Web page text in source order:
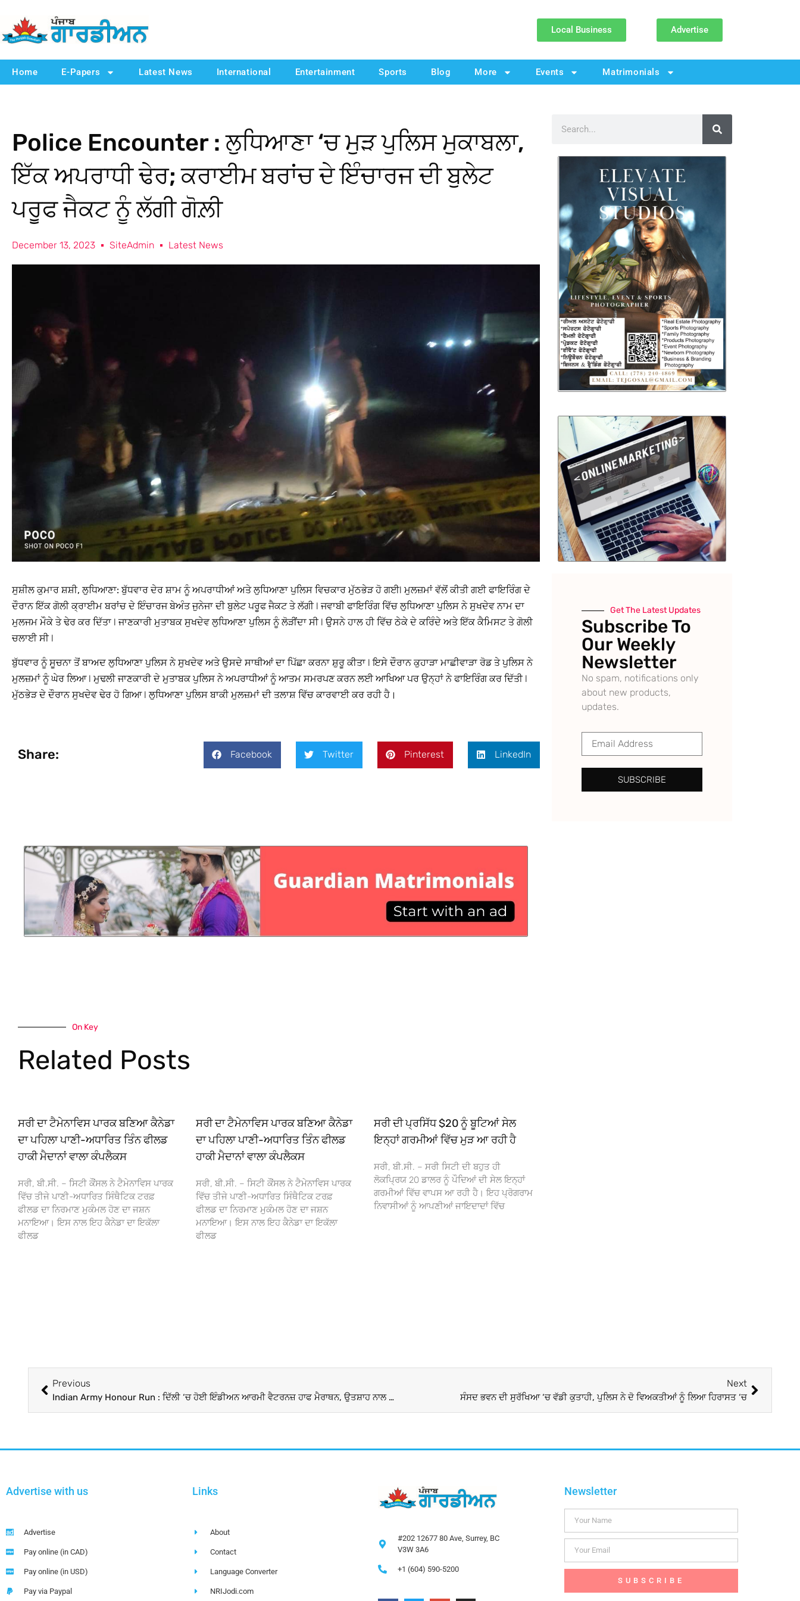
Local Business Advertise
Home E-Papers Latest News International Entertainment Sports Blog More Events Matrimonials
Police Encounter : ਲੁਧਿਆਣਾ ‘ਚ ਮੁੜ ਪੁਲਿਸ ਮੁਕਾਬਲਾ,
ਇੱਕ ਅਪਰਾਧੀ ਢੇਰ; ਕਰਾਈਮ ਬਰਾਂਚ ਦੇ ਇੰਚਾਰਜ ਦੀ ਬੁਲੇਟ
ਪਰੂਫ ਜੈਕਟ ਨੂੰ ਲੱਗੀ ਗੋਲ਼ੀ
December 13, 2023 SiteAdmin Latest News
ਸੁਸ਼ੀਲ ਕੁਮਾਰ ਸ਼ਸ਼ੀ, ਲੁਧਿਆਣਾ:ਬੁੱਧਵਾਰ ਦੇਰ ਸ਼ਾਮ ਨੂੰ ਅਪਰਾਧੀਆਂ ਅਤੇ ਲੁਧਿਆਣਾ ਪੁਲਿਸ ਵਿਚਕਾਰ ਮੁੱਠਭੇੜ ਹੋ ਗਈl ਮੁਲਜ਼ਮਾਂ ਵੱਲੋਂ ਕੀਤੀ ਗਈ ਫਾਇਰਿੰਗ ਦੇ
ਦੌਰਾਨ ਇੱਕ ਗੋਲੀ ਕ੍ਰਾਈਮ ਬਰਾਂਚ ਦੇ ਇੰਚਾਰਜ ਬੇਅੰਤ ਜੁਨੇਜਾ ਦੀ ਬੁਲੇਟ ਪਰੂਫ ਜੈਕਟ ਤੇ ਲੱਗੀ l ਜਵਾਬੀ ਫਾਇਰਿੰਗ ਵਿੱਚ ਲੁਧਿਆਣਾ ਪੁਲਿਸ ਨੇ ਸੁਖਦੇਵ ਨਾਮ ਦਾ
ਮੁਲਜਮ ਮੌਕੇ ਤੇ ਢੇਰ ਕਰ ਦਿੱਤਾ l ਜਾਣਕਾਰੀ ਮੁਤਾਬਕ ਸੁਖਦੇਵ ਲੁਧਿਆਣਾ ਪੁਲਿਸ ਨੂੰ ਲੋੜੀਂਦਾ ਸੀ l ਉਸਨੇ ਹਾਲ ਹੀ ਵਿੱਚ ਠੇਕੇ ਦੇ ਕਰਿੰਦੇ ਅਤੇ ਇੱਕ ਕੈਮਿਸਟ ਤੇ ਗੋਲੀ
ਚਲਾਈ ਸੀ l
ਬੁੱਧਵਾਰ ਨੂੰ ਸੂਚਨਾ ਤੋਂ ਬਾਅਦ ਲੁਧਿਆਣਾ ਪੁਲਿਸ ਨੇ ਸੁਖਦੇਵ ਅਤੇ ਉਸਦੇ ਸਾਥੀਆਂ ਦਾ ਪਿੱਛਾ ਕਰਨਾ ਸ਼ੁਰੂ ਕੀਤਾ l ਇਸੇ ਦੌਰਾਨ ਕੁਹਾੜਾ ਮਾਛੀਵਾੜਾ ਰੋਡ ਤੇ ਪੁਲਿਸ ਨੇ
ਮੁਲਜ਼ਮਾਂ ਨੂੰ ਘੇਰ ਲਿਆ l ਮੁਢਲੀ ਜਾਣਕਾਰੀ ਦੇ ਮੁਤਾਬਕ ਪੁਲਿਸ ਨੇ ਅਪਰਾਧੀਆਂ ਨੂੰ ਆਤਮ ਸਮਰਪਣ ਕਰਨ ਲਈ ਆਖਿਆ ਪਰ ਉਨ੍ਹਾਂ ਨੇ ਫਾਇਰਿੰਗ ਕਰ ਦਿੱਤੀ l
ਮੁੱਠਭੇੜ ਦੇ ਦੌਰਾਨ ਸੁਖਦੇਵ ਢੇਰ ਹੋ ਗਿਆ l ਲੁਧਿਆਣਾ ਪੁਲਿਸ ਬਾਕੀ ਮੁਲਜ਼ਮਾਂ ਦੀ ਤਲਾਸ਼ ਵਿੱਚ ਕਾਰਵਾਈ ਕਰ ਰਹੀ ਹੈ।
Share: Facebook Twitter Pinterest LinkedIn
On Key
Related Posts
ਸਰੀ ਦਾ ਟੈਮੇਨਾਵਿਸ ਪਾਰਕ ਬਣਿਆ ਕੈਨੇਡਾ
ਦਾ ਪਹਿਲਾ ਪਾਣੀ-ਅਧਾਰਿਤ ਤਿੰਨ ਫੀਲਡ
ਹਾਕੀ ਮੈਦਾਨਾਂ ਵਾਲਾ ਕੰਪਲੈਕਸ
ਸਰੀ, ਬੀ.ਸੀ. – ਸਿਟੀ ਕੌਂਸਲ ਨੇ ਟੈਮੇਨਾਵਿਸ ਪਾਰਕ
ਵਿੱਚ ਤੀਜੇ ਪਾਣੀ-ਅਧਾਰਿਤ ਸਿੰਥੈਟਿਕ ਟਰਫ਼
ਫੀਲਡ ਦਾ ਨਿਰਮਾਣ ਮੁਕੰਮਲ ਹੋਣ ਦਾ ਜਸ਼ਨ
ਮਨਾਇਆ। ਇਸ ਨਾਲ ਇਹ ਕੈਨੇਡਾ ਦਾ ਇਕੱਲਾ
ਫੀਲਡ
ਸਰੀ ਦਾ ਟੈਮੇਨਾਵਿਸ ਪਾਰਕ ਬਣਿਆ ਕੈਨੇਡਾ
ਦਾ ਪਹਿਲਾ ਪਾਣੀ-ਅਧਾਰਿਤ ਤਿੰਨ ਫੀਲਡ
ਹਾਕੀ ਮੈਦਾਨਾਂ ਵਾਲਾ ਕੰਪਲੈਕਸ
ਸਰੀ, ਬੀ.ਸੀ. – ਸਿਟੀ ਕੌਂਸਲ ਨੇ ਟੈਮੇਨਾਵਿਸ ਪਾਰਕ
ਵਿੱਚ ਤੀਜੇ ਪਾਣੀ-ਅਧਾਰਿਤ ਸਿੰਥੈਟਿਕ ਟਰਫ਼
ਫੀਲਡ ਦਾ ਨਿਰਮਾਣ ਮੁਕੰਮਲ ਹੋਣ ਦਾ ਜਸ਼ਨ
ਮਨਾਇਆ। ਇਸ ਨਾਲ ਇਹ ਕੈਨੇਡਾ ਦਾ ਇਕੱਲਾ
ਫੀਲਡ
ਸਰੀ ਦੀ ਪ੍ਰਸਿੱਧ $20 ਨੂੰ ਬੂਟਿਆਂ ਸੇਲ
ਇਨ੍ਹਾਂ ਗਰਮੀਆਂ ਵਿੱਚ ਮੁੜ ਆ ਰਹੀ ਹੈ
ਸਰੀ, ਬੀ.ਸੀ. – ਸਰੀ ਸਿਟੀ ਦੀ ਬਹੁਤ ਹੀ
ਲੋਕਪ੍ਰਿਯ 20 ਡਾਲਰ ਨੂੰ ਪੌਦਿਆਂ ਦੀ ਸੇਲ ਇਨ੍ਹਾਂ
ਗਰਮੀਆਂ ਵਿੱਚ ਵਾਪਸ ਆ ਰਹੀ ਹੈ। ਇਹ ਪ੍ਰੋਗਰਾਮ
ਨਿਵਾਸੀਆਂ ਨੂੰ ਆਪਣੀਆਂ ਜਾਇਦਾਦਾਂ ਵਿੱਚ
Get The Latest Updates
Subscribe To
Our Weekly
Newsletter
No spam, notifications only
about new products,
updates.
SUBSCRIBE
Previous
Indian Army Honour Run : ਦਿੱਲੀ ‘ਚ ਹੋਈ ਇੰਡੀਅਨ ਆਰਮੀ ਵੈਟਰਨਜ਼ ਹਾਫ ਮੈਰਾਥਨ, ਉਤਸ਼ਾਹ ਨਾਲ ਦੌੜੇ ਨੌਜਵਾਨ ਤੇ ਬਜ਼ੁਰਗ
Next
ਸੰਸਦ ਭਵਨ ਦੀ ਸੁਰੱਖਿਆ ‘ਚ ਵੱਡੀ ਕੁਤਾਹੀ, ਪੁਲਿਸ ਨੇ ਦੋ ਵਿਅਕਤੀਆਂ ਨੂੰ ਲਿਆ ਹਿਰਾਸਤ ‘ਚ
Advertise with us
Advertise
Pay online (in CAD)
Pay online (in USD)
Pay via Paypal
Links
About
Contact
Language Converter
NRIJodi.com
#202 12677 80 Ave, Surrey, BC
V3W 3A6
+1 (604) 590-5200
Newsletter
SUBSCRIBE